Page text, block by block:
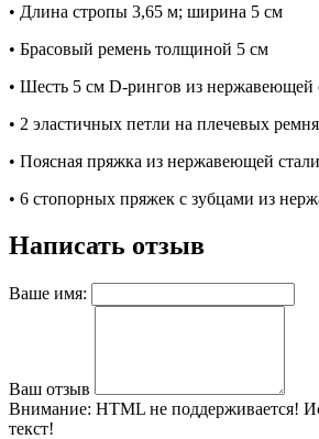
• Длина стропы 3,65 м; ширина 5 см
• Брасовый ремень толщиной 5 см
• Шесть 5 см D-рингов из нержавеющей
• 2 эластичных петли на плечевых
• Поясная пряжка из нержавеющей стали
• 6 стопорных пряжек с зубцами из
Написать отзыв
Ваше имя:
Ваш отзыв
Внимание: HTML не поддерживается!
текст!